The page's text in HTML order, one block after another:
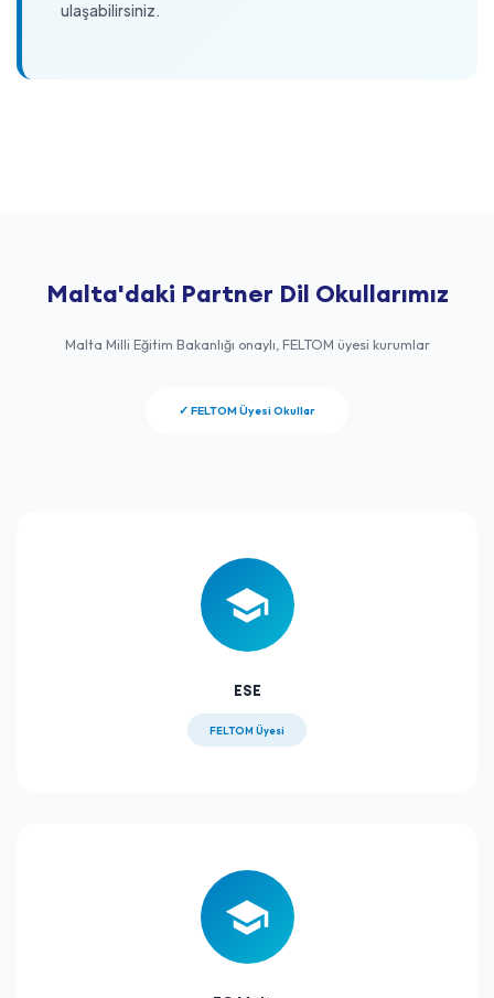
ulaşabilirsiniz.
Malta'daki Partner Dil Okullarımız
Malta Milli Eğitim Bakanlığı onaylı, FELTOM üyesi kurumlar
✓ FELTOM Üyesi Okullar
ESE
FELTOM Üyesi